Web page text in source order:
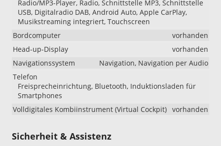
Radio/MP3-Player, Radio, Schnittstelle MP3, Schnittstelle
USB, Digitalradio DAB, Android Auto, Apple CarPlay,
Musikstreaming integriert, Touchscreen
Bordcomputer
vorhanden
Head-up-Display
vorhanden
Navigationssystem
Navigation, Navigation per Audio
Telefon
Freisprecheinrichtung, Bluetooth, Induktionsladen für
Smartphones
Volldigitales Kombiinstrument (Virtual Cockpit) vorhanden
Sicherheit & Assistenz